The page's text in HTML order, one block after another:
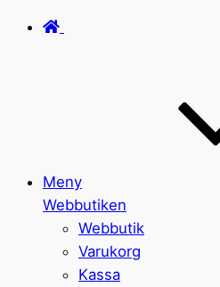
Meny
Webbutiken
Webbutik
Varukorg
Kassa